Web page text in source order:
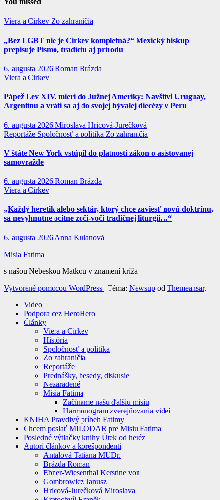
You missed
Viera a Cirkev Zo zahraničia
„Bez LGBT nie je Cirkev kompletná?“ Mexický biskup
prepisuje Písmo, tradíciu aj prírodu
6. augusta 2026 Roman Brázda
Viera a Cirkev
Pápež Lev XIV. mieri do Južnej Ameriky: Navštívi Uruguay,
Argentínu a vráti sa aj do svojej bývalej diecézy v Peru
6. augusta 2026 Miroslava Hricová-Jurečková
Reportáže Spoločnosť a politika Zo zahraničia
V štáte New York vstúpil do platnosti zákon o asistovanej
samovražde
6. augusta 2026 Roman Brázda
Viera a Cirkev
„Každý heretik alebo sektár, ktorý chce zaviesť novú doktrínu,
sa nevyhnutne ocitne zoči-voči tradičnej liturgii…“
6. augusta 2026 Anna Kulanová
Misia Fatima
s našou Nebeskou Matkou v znamení kríža
Vytvorené pomocou WordPress | Téma: Newsup od Themeansar.
Video
Podpora cez HeroHero
Články
Viera a Cirkev
História
Spoločnosť a politika
Zo zahraničia
Reportáže
Prednášky, besedy, diskusie
Nezaradené
Misia Fatima
Začíname našu ďalšiu misiu
Harmonogram zverejňovania videí
KNIHA Pravdivý príbeh Fatimy
Chcem poslať MILODAR pre Misiu Fatima
Posledné výtlačky knihy Útek od heréz
Autori článkov a korešpondenti
Antalová Tatiana MUDr.
Brázda Roman
Ebner-Wiesenthal Kerstine von
Gombrowicz Janusz
Hricová-Jurečková Miroslava